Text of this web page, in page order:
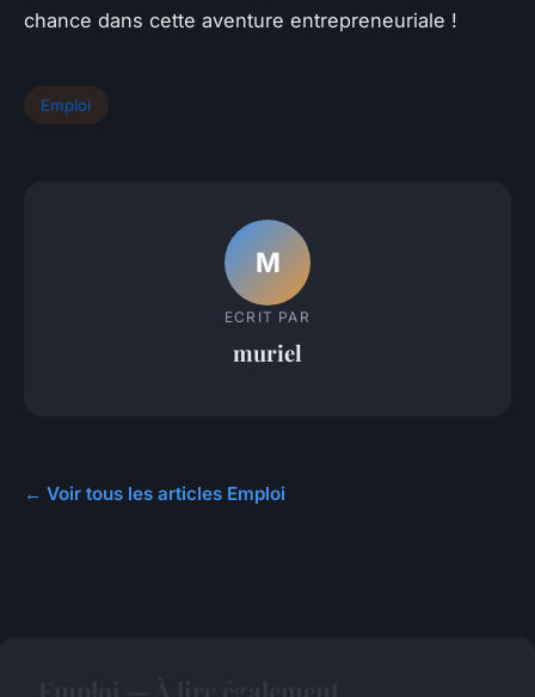
chance dans cette aventure entrepreneuriale !
Emploi
M
ECRIT PAR
muriel
← Voir tous les articles Emploi